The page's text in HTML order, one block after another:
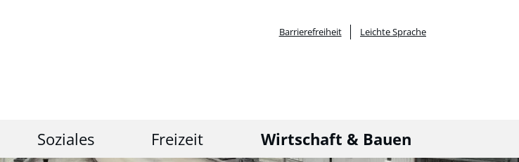
Barrierefreiheit Leichte Sprache
Soziales Freizeit Wirtschaft & Bauen